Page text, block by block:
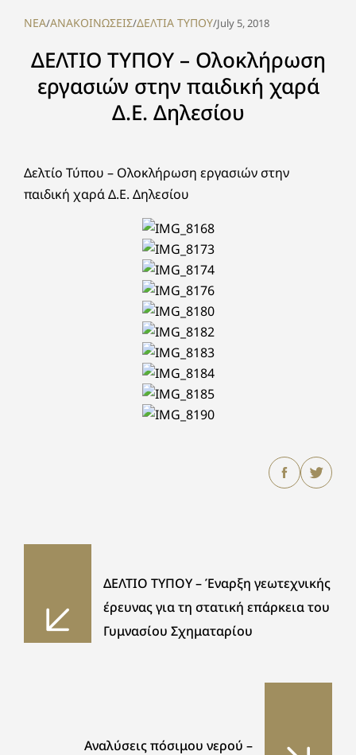
NEA/ΑΝΑΚΟΙΝΩΣΕΙΣ/ΔΕΛΤΙΑ ΤΥΠΟΥ/July 5, 2018
ΔΕΛΤΙΟ ΤΥΠΟΥ – Ολοκλήρωση
εργασιών στην παιδική χαρά
Δ.Ε. Δηλεσίου
Δελτίο Τύπου – Ολοκλήρωση εργασιών στην
παιδική χαρά Δ.Ε. Δηλεσίου
ΔΕΛΤΙΟ ΤΥΠΟΥ – Έναρξη γεωτεχνικής
έρευνας για τη στατική επάρκεια του
Γυμνασίου Σχηματαρίου
Αναλύσεις πόσιμου νερού –